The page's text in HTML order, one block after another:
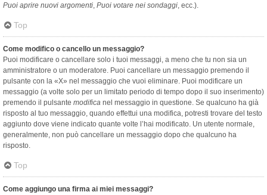
Puoi aprire nuovi argomenti, Puoi votare nei sondaggi, ecc.).
Top
Come modifico o cancello un messaggio?
Puoi modificare o cancellare solo i tuoi messaggi, a meno che tu non sia un
amministratore o un moderatore. Puoi cancellare un messaggio premendo il
pulsante con la «X» nel messaggio che vuoi eliminare. Puoi modificare un
messaggio (a volte solo per un limitato periodo di tempo dopo il suo inserimento)
premendo il pulsante modifica nel messaggio in questione. Se qualcuno ha già
risposto al tuo messaggio, quando effettui una modifica, potresti trovare del testo
aggiunto dove viene indicato quante volte l’hai modificato. Un utente normale,
generalmente, non può cancellare un messaggio dopo che qualcuno ha
risposto.
Top
Come aggiungo una firma ai miei messaggi?